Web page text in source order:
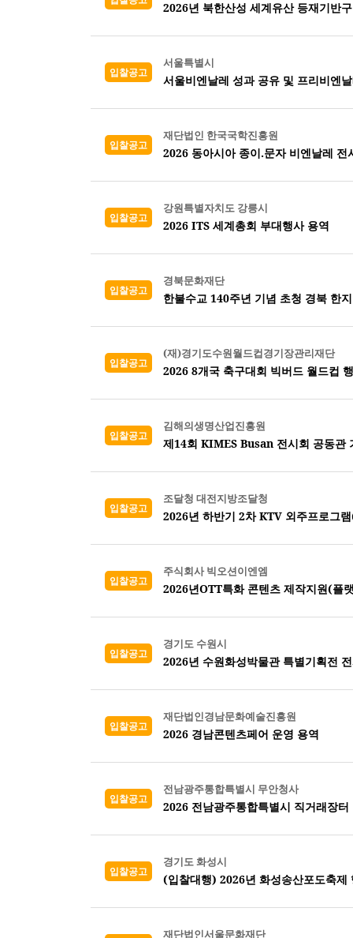
2026년 북한산성 세계유산 등재기반
입찰공고
서울특별시
서울비엔날레 성과 공유 및 프리비엔
입찰공고
재단법인 한국국학진흥원
2026 동아시아 종이.문자 비엔날레 전
입찰공고
강원특별자치도 강릉시
2026 ITS 세계총회 부대행사 용역
입찰공고
경북문화재단
한불수교 140주년 기념 초청 경북 한
입찰공고
(재)경기도수원월드컵경기장관리재단
2026 8개국 축구대회 빅버드 월드컵
입찰공고
김해의생명산업진흥원
제14회 KIMES Busan 전시회 공동관
입찰공고
조달청 대전지방조달청
2026년 하반기 2차 KTV 외주프로그
입찰공고
주식회사 빅오션이엔엠
2026년OTT특화 콘텐츠 제작지원(
입찰공고
경기도 수원시
2026년 수원화성박물관 특별기획전
입찰공고
재단법인경남문화예술진흥원
2026 경남콘텐츠페어 운영 용역
입찰공고
전남광주통합특별시 무안청사
2026 전남광주통합특별시 직거래장
입찰공고
경기도 화성시
(입찰대행) 2026년 화성송산포도축제
재단법인서울문화재단